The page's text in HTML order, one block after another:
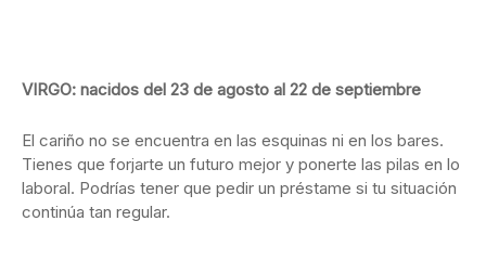
VIRGO: nacidos del 23 de agosto al 22 de septiembre
El cariño no se encuentra en las esquinas ni en los bares.
Tienes que forjarte un futuro mejor y ponerte las pilas en lo
laboral. Podrías tener que pedir un préstame si tu situación
continúa tan regular.